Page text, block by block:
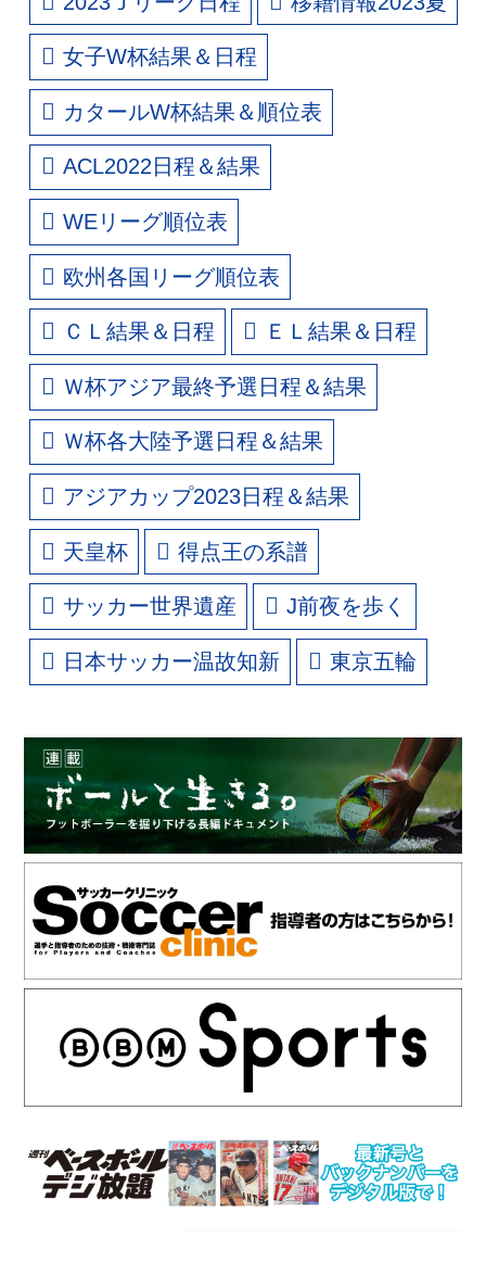
女子W杯結果＆日程
カタールW杯結果＆順位表
ACL2022日程＆結果
WEリーグ順位表
欧州各国リーグ順位表
ＣＬ結果＆日程 ＥＬ結果＆日程
Ｗ杯アジア最終予選日程＆結果
Ｗ杯各大陸予選日程＆結果
アジアカップ2023日程＆結果
天皇杯 得点王の系譜
サッカー世界遺産 J前夜を歩く
日本サッカー温故知新 東京五輪